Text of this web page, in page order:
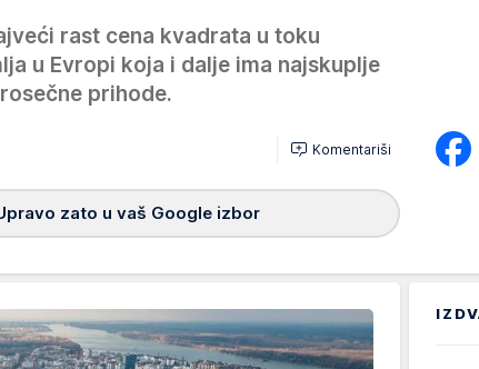
rast cena kvadrata u toku
u Evropi koja i dalje ima najskuplje
prihode.
Komentariši
zato u vaš Google izbor